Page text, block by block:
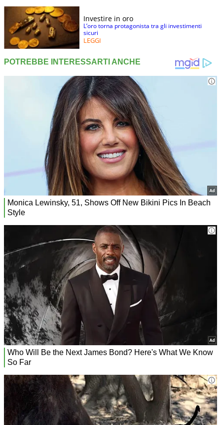
Investire in oro
L’oro torna protagonista tra gli investimenti
sicuri
LEGGI